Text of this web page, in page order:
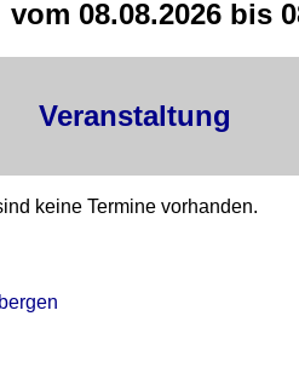
vom 08.08.2026 bis
Veranstaltung
keine Termine vorhanden.